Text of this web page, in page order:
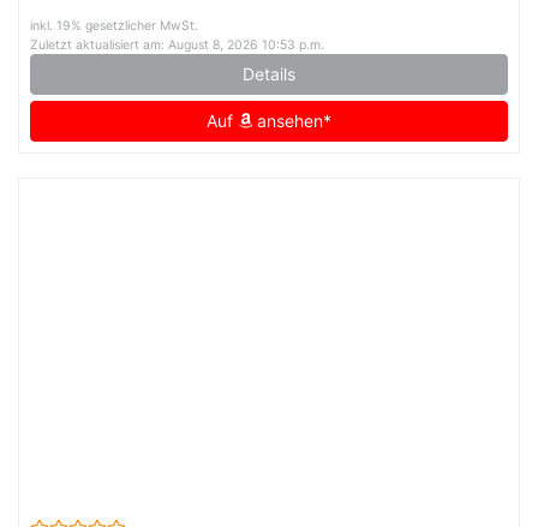
inkl. 19% gesetzlicher MwSt.
Zuletzt aktualisiert am: August 8, 2026 10:53 p.m.
Details
Auf ansehen*